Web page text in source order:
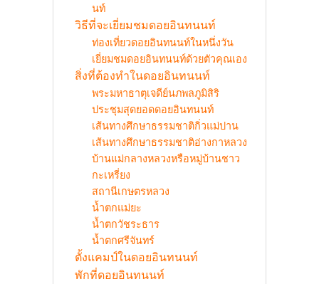
นท์
วิธีที่จะเยี่ยมชมดอยอินทนนท์
ท่องเที่ยวดอยอินทนนท์ในหนึ่งวัน
เยี่ยมชมดอยอินทนนท์ด้วยตัวคุณเอง
สิ่งที่ต้องทำในดอยอินทนนท์
พระมหาธาตุเจดีย์นภพลภูมิสิริ
ประชุมสุดยอดดอยอินทนนท์
เส้นทางศึกษาธรรมชาติกิ่วแม่ปาน
เส้นทางศึกษาธรรมชาติอ่างกาหลวง
บ้านแม่กลางหลวงหรือหมู่บ้านชาว
กะเหรี่ยง
สถานีเกษตรหลวง
น้ำตกแม่ยะ
น้ำตกวัชระธาร
น้ำตกศรีจันทร์
ตั้งแคมป์ในดอยอินทนนท์
พักที่ดอยอินทนนท์